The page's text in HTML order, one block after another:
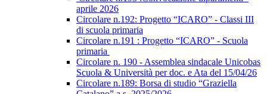
aprile 2026
Circolare n.192: Progetto “ICARO” - Classi III
di scuola primaria
Circolare n.191 : Progetto “ICARO” - Scuola
primaria
Circolare n. 190 - Assemblea sindacale Unicobas
Scuola & Università per doc. e Ata del 15/04/26
Circolare n.189: Borsa di studio “Graziella